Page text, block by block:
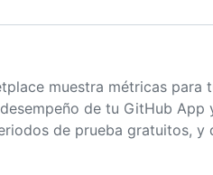
muestra métricas para
de tu GitHub App
de prueba gratuitos, y